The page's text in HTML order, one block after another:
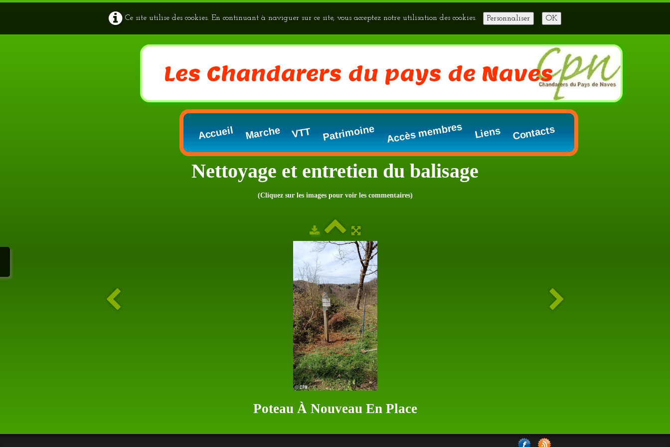
Ce site utilise des cookies. En continuant à naviguer sur ce site, vous acceptez notre utilisation des cookies. Personnaliser OK
Les Chandarers du pays de Naves
Accueil Marche VTT Patrimoine Accès membres Liens Contacts
Nettoyage et entretien du balisage
(Cliquez sur les images pour voir les commentaires)
Poteau À Nouveau En Place